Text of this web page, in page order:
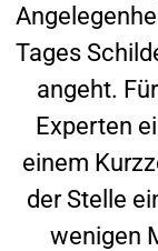
Tages
angeht.
Experten
einem
der Stelle
wenigen